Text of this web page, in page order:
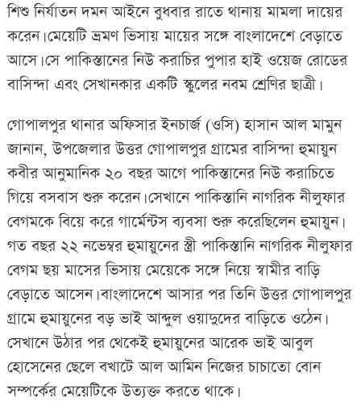
শিশু নির্যাতন দমন আইনে বুধবার রাতে থানায় মামলা দায়ের
করেন। মেয়েটি ভ্রমণ ভিসায় মায়ের সঙ্গে বাংলাদেশে বেড়াতে
আসে। সে পাকিস্তানের নিউ করাচির পুপার হাই ওয়েজ রোডের
বাসিন্দা এবং সেখানকার একটি স্কুলের নবম শ্রেণির ছাত্রী।
গোপালপুর থানার অফিসার ইনচার্জ (ওসি) হাসান আল মামুন
জানান, উপজেলার উত্তর গোপালপুর গ্রামের বাসিন্দা হুমায়ুন
কবীর আনুমানিক ২০ বছর আগে পাকিস্তানের নিউ করাচিতে
গিয়ে বসবাস শুরু করেন। সেখানে পাকিস্তানি নাগরিক নীলুফার
বেগমকে বিয়ে করে গার্মেন্টস ব্যবসা শুরু করেছিলেন হুমায়ুন।
গত বছর ২২ নভেম্বর হুমায়ুনের স্ত্রী পাকিস্তানি নাগরিক নীলুফার
বেগম ছয় মাসের ভিসায় মেয়েকে সঙ্গে নিয়ে স্বামীর বাড়ি
বেড়াতে আসেন। বাংলাদেশে আসার পর তিনি উত্তর গোপালপুর
গ্রামে হুমায়ুনের বড় ভাই আব্দুল ওয়াদুদের বাড়িতে ওঠেন।
সেখানে উঠার পর থেকেই হুমায়ুনের আরেক ভাই আবুল
হোসেনের ছেলে বখাটে আল আমিন নিজের চাচাতো বোন
সম্পর্কের মেয়েটিকে উত্যক্ত করতে থাকে।